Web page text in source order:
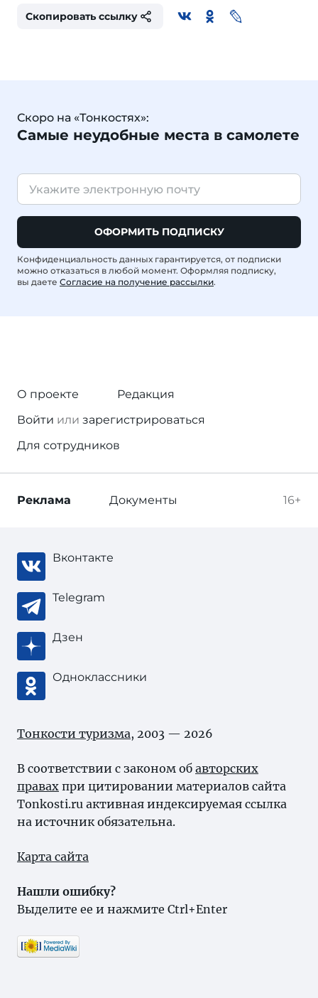
Скопировать ссылку
Скоро на «Тонкостях»:
Самые неудобные места в самолете
ОФОРМИТЬ ПОДПИСКУ
Конфиденциальность данных гарантируется, от подписки
можно отказаться в любой момент. Оформляя подписку,
вы даете Согласие на получение рассылки.
О проекте
Редакция
Войти или зарегистрироваться
Для сотрудников
16+
Реклама Документы
Вконтакте
Telegram
Дзен
Одноклассники
Тонкости туризма, 2003 — 2026
В соответствии с законом об авторских
правах при цитировании материалов сайта
Tonkosti.ru активная индексируемая ссылка
на источник обязательна.
Карта сайта
Нашли ошибку?
Выделите ее и нажмите Ctrl+Enter